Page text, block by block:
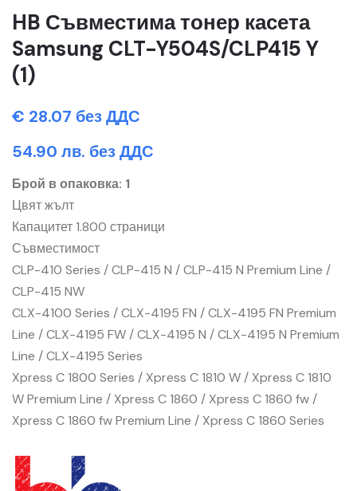
HB Съвместима тонер касета
Samsung CLT-Y504S/CLP415 Y
(1)
€ 28.07 без ДДС
54.90 лв. без ДДС
Брой в опаковка: 1
Цвят жълт
Капацитет 1.800 страници
Съвместимост
CLP-410 Series / CLP-415 N / CLP-415 N Premium Line /
CLP-415 NW
CLX-4100 Series / CLX-4195 FN / CLX-4195 FN Premium
Line / CLX-4195 FW / CLX-4195 N / CLX-4195 N Premium
Line / CLX-4195 Series
Xpress C 1800 Series / Xpress C 1810 W / Xpress C 1810
W Premium Line / Xpress C 1860 / Xpress C 1860 fw /
Xpress C 1860 fw Premium Line / Xpress C 1860 Series